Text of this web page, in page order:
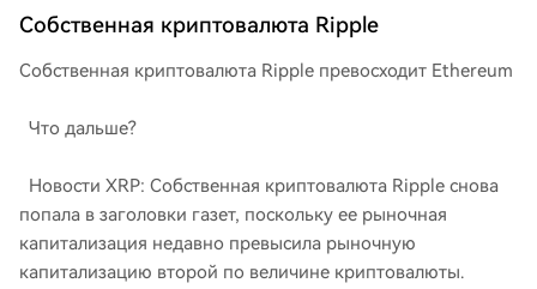
Собственная криптовалюта Ripple
Собственная криптовалюта Ripple превосходит Ethereum
Что дальше?
Новости XRP: Собственная криптовалюта Ripple снова
попала в заголовки газет, поскольку ее рыночная
капитализация недавно превысила рыночную
капитализацию второй по величине криптовалюты.